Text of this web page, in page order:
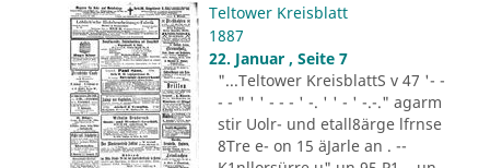
Teltower Kreisblatt
1887
22. Januar , Seite 7
"...Teltower KreisblattS v 47 '- -
- - " ' ' - - - ' -. ' ' - ' -.-." agarm
stir Uolr- und etall8ärge lfrnse
8Tre e- on 15 äJarle an . --